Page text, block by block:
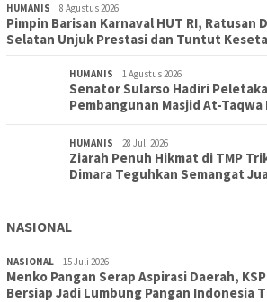
HUMANIS 8 Agustus 2026
Pimpin Barisan Karnaval HUT RI, Ratusan
Selatan Unjuk Prestasi dan Tuntut
HUMANIS 1 Agustus 2026
Senator Sularso Hadiri
Pembangunan Masjid At-Taqwa
HUMANIS 28 Juli 2026
Ziarah Penuh Hikmat di TMP
Dimara Teguhkan Semangat
NASIONAL
NASIONAL 15 Juli 2026
Menko Pangan Serap Aspirasi Daerah,
Bersiap Jadi Lumbung Pangan Indonesia